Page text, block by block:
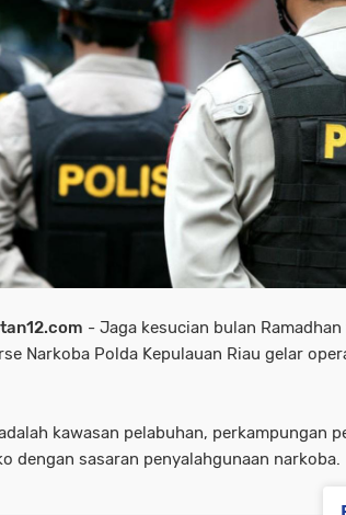
- Jaga kesucian bulan
Narkoba Polda Kepulauan Riau gelar
kawasan pelabuhan, perkampungan
dengan sasaran penyalahgunaan narkoba.